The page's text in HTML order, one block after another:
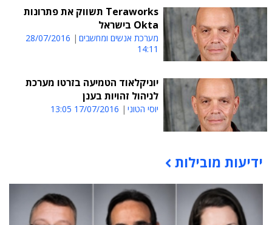
Teraworks תשווק את פתרונות
Okta בישראל
מערכת אנשים ומחשבים
28/07/2016
14:11
יוניקלאוד הטמיעה בזרטו מערכת
לניהול זהויות בענן
יוסי הטוני 17/07/2016 13:05
תוכן פרסומי
ידיעות מובילות